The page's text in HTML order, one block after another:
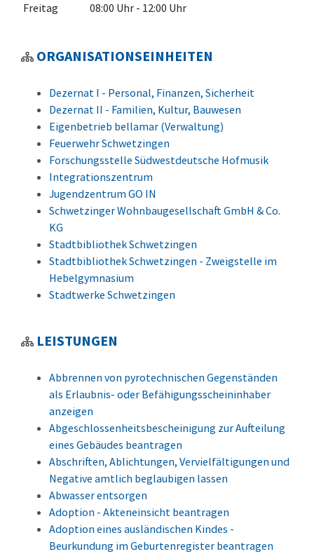
Freitag
08:00 Uhr - 12:00 Uhr
ORGANISATIONSEINHEITEN
Dezernat I - Personal, Finanzen, Sicherheit
Dezernat II - Familien, Kultur, Bauwesen
Eigenbetrieb bellamar (Verwaltung)
Feuerwehr Schwetzingen
Forschungsstelle Südwestdeutsche Hofmusik
Integrationszentrum
Jugendzentrum GO IN
Schwetzinger Wohnbaugesellschaft GmbH & Co.
KG
Stadtbibliothek Schwetzingen
Stadtbibliothek Schwetzingen - Zweigstelle im
Hebelgymnasium
Stadtwerke Schwetzingen
LEISTUNGEN
Abbrennen von pyrotechnischen Gegenständen
als Erlaubnis- oder Befähigungsscheininhaber
anzeigen
Abgeschlossenheitsbescheinigung zur Aufteilung
eines Gebäudes beantragen
Abschriften, Ablichtungen, Vervielfältigungen und
Negative amtlich beglaubigen lassen
Abwasser entsorgen
Adoption - Akteneinsicht beantragen
Adoption eines ausländischen Kindes -
Beurkundung im Geburtenregister beantragen